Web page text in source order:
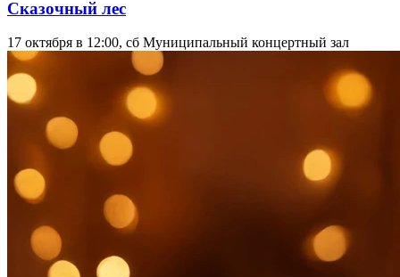
Сказочный лес
17 октября в 12:00, сб Муниципальный концертный зал